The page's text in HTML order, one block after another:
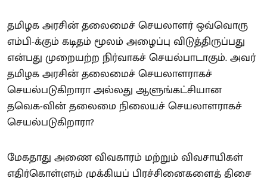
தமிழக அரசின் தலைமைச் செயலாளர் ஒவ்வொரு
எம்பி-க்கும் கடிதம் மூலம் அழைப்பு விடுத்திருப்பது
என்பது முறையற்ற நிர்வாகச் செயல்பாடாகும். அவர்
தமிழக அரசின் தலைமைச் செயலாளராகச்
செயல்படுகிறாரா அல்லது ஆளுங்கட்சியான
தவெக-வின் தலைமை நிலையச் செயலாளராகச்
செயல்படுகிறாரா?
மேகதாது அணை விவகாரம் மற்றும் விவசாயிகள்
எதிர்கொள்ளும் முக்கியப் பிரச்சினைகளைத் திசை